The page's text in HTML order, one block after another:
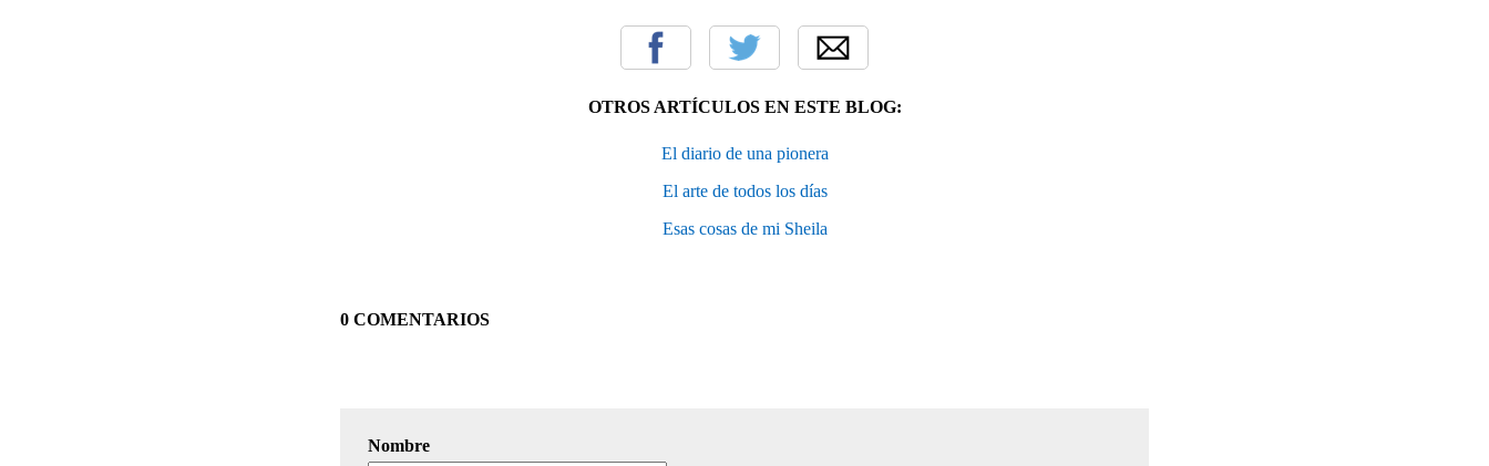
OTROS ARTÍCULOS EN ESTE BLOG:
El diario de una pionera
El arte de todos los días
Esas cosas de mi Sheila
0 COMENTARIOS
Nombre